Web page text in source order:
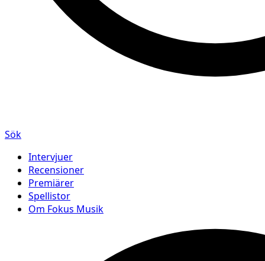
Sök
Intervjuer
Recensioner
Premiärer
Spellistor
Om Fokus Musik